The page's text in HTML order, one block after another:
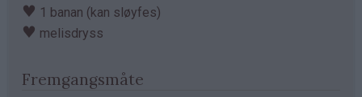
♥ 1 banan (kan sløyfes)
♥ melisdryss
Fremgangsmåte